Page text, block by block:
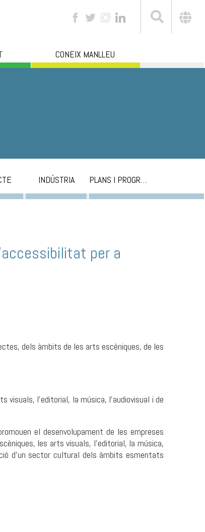
CONEIX MANLLEU
INDÚSTRIA PLANS I PROGRAMES
per a
dels àmbits de les arts escèniques, de les
visuals, l'editorial, la música, l'audiovisual i de
el desenvolupament de les empreses
les arts visuals, l'editorial, la música,
d'un sector cultural dels àmbits esmentats